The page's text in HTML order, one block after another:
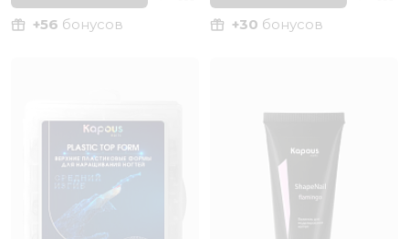
+56 бонусов +30 бонусов